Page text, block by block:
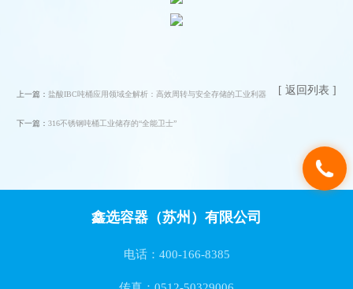
上一篇： 盐酸IBC吨桶应用领域全解析：高效周转与安全存储的工业利器
下一篇： 316不锈钢吨桶工业储存的“全能卫士”
[ 返回列表 ]
鑫选容器（苏州）有限公司
电话：400-166-8385